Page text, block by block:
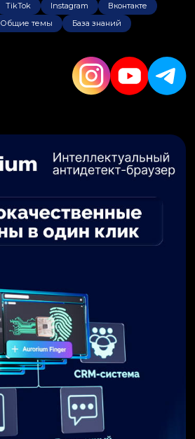
TikTok Instagram
Вконтакте
Общие темы База знаний